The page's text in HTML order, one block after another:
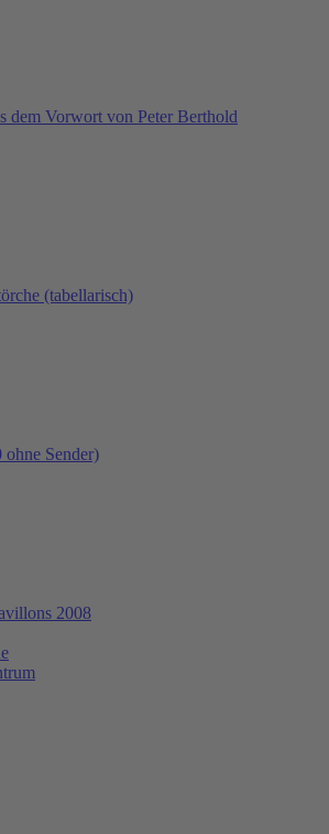
dem Vorwort von Peter Berthold
(tabellarisch)
ohne Sender)
2008